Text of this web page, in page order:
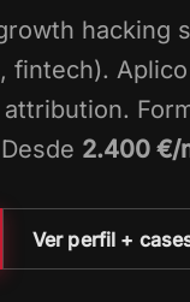
hacking
fintech). Aplico
2.400 €/
Ver perfil +